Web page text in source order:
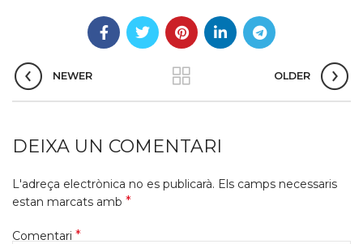
NEWER OLDER
DEIXA UN COMENTARI
L'adreça electrònica no es publicarà. Els camps necessaris
estan marcats amb *
Comentari *